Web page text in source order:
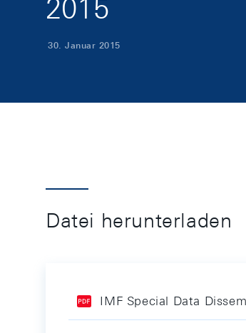
2015
30. Januar 2015
Datei herunterladen
IMF Special Data